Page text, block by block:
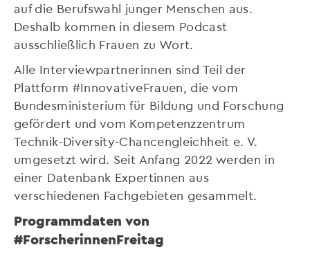
auf die Berufswahl junger Menschen aus.
Deshalb kommen in diesem Podcast
ausschließlich Frauen zu Wort.
Alle Interviewpartnerinnen sind Teil der
Plattform #InnovativeFrauen, die vom
Bundesministerium für Bildung und Forschung
gefördert und vom Kompetenzzentrum
Technik-Diversity-Chancengleichheit e. V.
umgesetzt wird. Seit Anfang 2022 werden in
einer Datenbank Expertinnen aus
verschiedenen Fachgebieten gesammelt.
Programmdaten von
#ForscherinnenFreitag